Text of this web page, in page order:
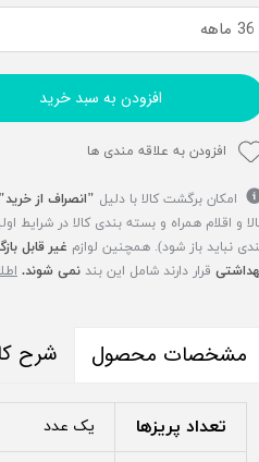
36 ماهه
افزودن به سبد خرید
افزودن به علاقه مندی ها
امکان برگشت کالا با دلیل "انصراف از خرید"
و اقلام همراه و بسته بندی کالا در شرایط
نباید باز شود). همچنین لوازم غیر قابل
قرار دارند شامل این بند نمی شوند.
مشخصات محصول شرح
تعداد پریزها یک عدد